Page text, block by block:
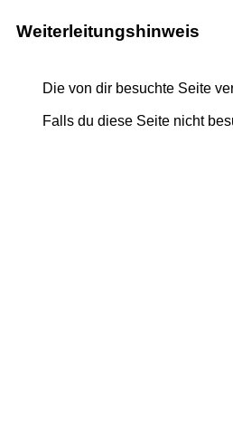
Weiterleitungshinweis
Die von dir besuchte Seite
Falls du diese Seite nicht